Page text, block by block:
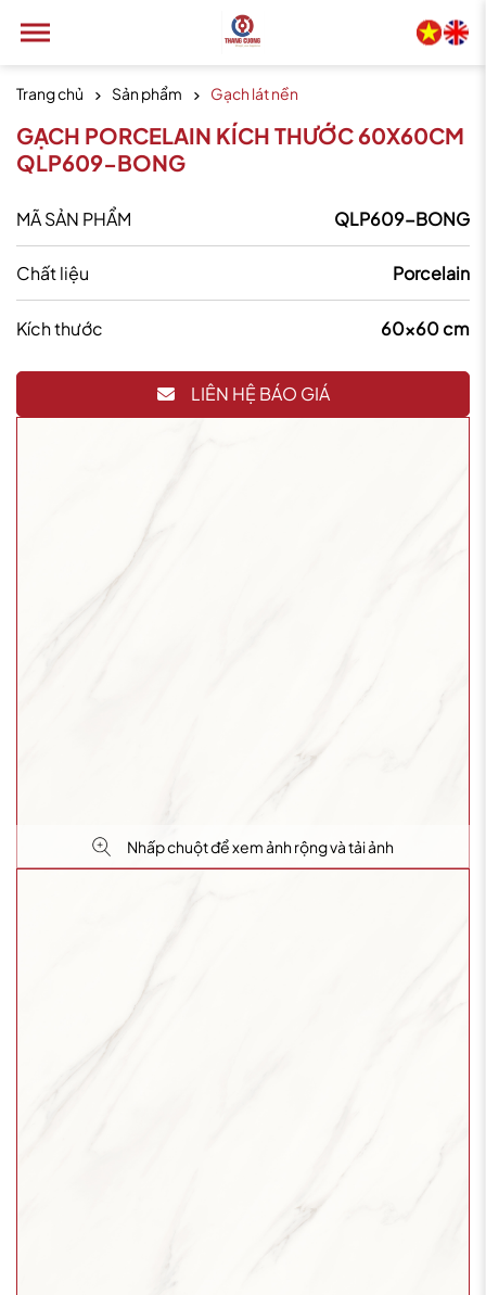
Trang chủ Sản phẩm Gạch lát nền
Nhấp chuột để xem ảnh rộng và tải ảnh
GẠCH PORCELAIN KÍCH THƯỚC 60X60CM
QLP609-BONG
MÃ SẢN PHẨM QLP609-BONG
Chất liệu Porcelain
Kích thước 60x60 cm
LIÊN HỆ BÁO GIÁ